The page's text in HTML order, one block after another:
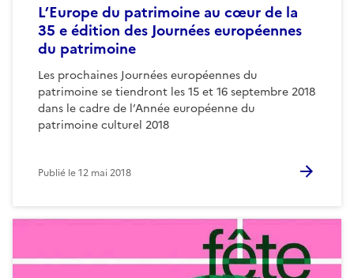
L’Europe du patrimoine au cœur de la
35 e édition des Journées européennes
du patrimoine
Les prochaines Journées européennes du
patrimoine se tiendront les 15 et 16 septembre 2018
dans le cadre de l’Année européenne du
patrimoine culturel 2018
Publié le12 mai 2018